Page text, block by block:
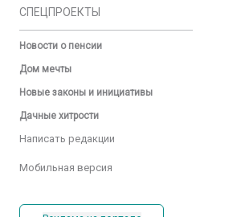
СПЕЦПРОЕКТЫ
Новости о пенсии
Дом мечты
Новые законы и инициативы
Дачные хитрости
Написать редакции
Мобильная версия